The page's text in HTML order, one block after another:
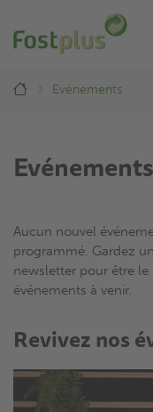
au
contenu
Breadcrumb
Evénements
Evénements
Aucun nouvel
programmé. Gardez
newsletter pour être
événements à venir.
Revivez nos